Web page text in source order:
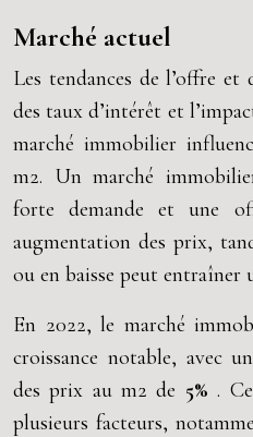
Marché actuel
Les tendances de l’offre et
des taux d’intérêt et
marché immobilier
m2. Un marché
forte demande et une
augmentation des prix,
ou en baisse peut
En 2022, le marché
croissance notable, avec
des prix au m2 de 5%.
plusieurs facteurs,